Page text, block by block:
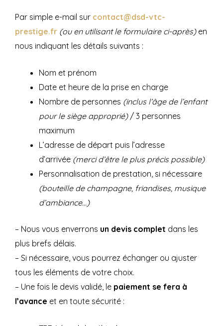
Par simple e-mail sur contact@dsd-vtc-
prestige.fr (ou en utilisant le formulaire ci-après)en
nous indiquant les détails suivants :
Nom et prénom
Date et heure de la prise en charge
Nombre de personnes (inclus l’âge de l’enfant
pour le siège approprié)/ 3 personnes
maximum
L’adresse de départ puis l’adresse
d’arrivée (merci d’être le plus précis possible)
Personnalisation de prestation, si nécessaire
(bouteille de champagne, friandises, musique
d’ambiance…)
– Nous vous enverrons un devis complet dans les
plus brefs délais.
– Si nécessaire, vous pourrez échanger ou ajuster
tous les éléments de votre choix.
– Une fois le devis validé, le paiement se fera à
l’avance et en toute sécurité :